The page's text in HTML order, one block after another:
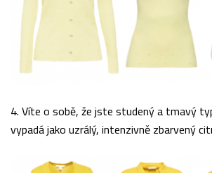
4. Víte o sobě, že jste studený a tmavý
vypadá jako uzrálý, intenzivně zbarvený